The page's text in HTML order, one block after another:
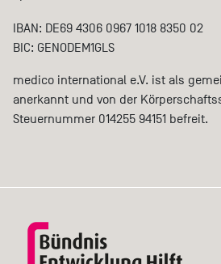
IBAN: DE69 4306 0967 1018 8350 02
BIC: GENODEM1GLS
medico international e.V. ist als
anerkannt und von der
Steuernummer 014255 94151 befreit.